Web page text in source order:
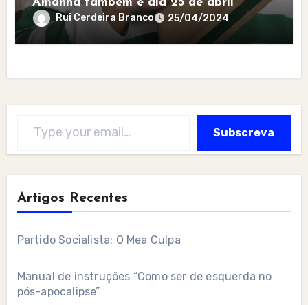
Rui Cerdeira Branco 25/04/2024
Subscreva
Artigos Recentes
Partido Socialista: O Mea Culpa
Manual de instruções “Como ser de esquerda no
pós-apocalipse”